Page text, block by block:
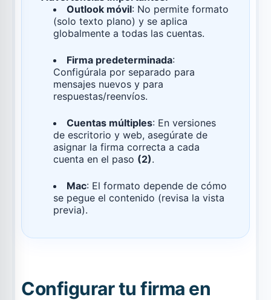
Outlook móvil: No permite formato
(solo texto plano) y se aplica
globalmente a todas las cuentas.
Firma predeterminada:
Configúrala por separado para
mensajes nuevos y para
respuestas/reenvíos.
Cuentas múltiples: En versiones
de escritorio y web, asegúrate de
asignar la firma correcta a cada
cuenta en el paso (2).
Mac: El formato depende de cómo
se pegue el contenido (revisa la vista
previa).
Configurar tu firma en